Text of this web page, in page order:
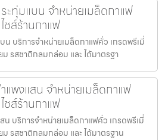
ะทุ่มแบน จำหน่ายเมล็ดกาแฟ
ส์ร้านกาแฟ
น บริการจำหน่ายเมล็ดกาแฟคั่ว เกรดพรีเมี่
รสชาติกลมกล่อม และ ได้มาตรฐา
แพงแสน จำหน่ายเมล็ดกาแฟ
ส์ร้านกาแฟ
น บริการจำหน่ายเมล็ดกาแฟคั่ว เกรดพรีเมี่
รสชาติกลมกล่อม และ ได้มาตรฐาน